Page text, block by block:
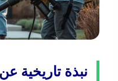
نبذة تاريخية